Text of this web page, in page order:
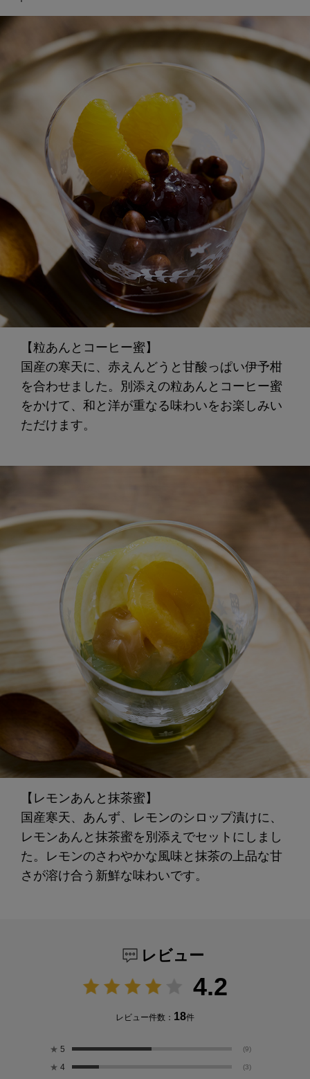
【粒あんとコーヒー蜜】
国産の寒天に、赤えんどうと甘酸っぱい伊予柑
を合わせました。別添えの粒あんとコーヒー蜜
をかけて、和と洋が重なる味わいをお楽しみい
ただけます。
【レモンあんと抹茶蜜】
国産寒天、あんず、レモンのシロップ漬けに、
レモンあんと抹茶蜜を別添えでセットにしまし
た。レモンのさわやかな風味と抹茶の上品な甘
さが溶け合う新鮮な味わいです。
レビュー
4.2
レビュー件数： 18件
★ 5 (9)
★ 4 (3)